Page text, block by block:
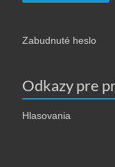
Zabudnuté heslo
Odkazy pre
Hlasovania